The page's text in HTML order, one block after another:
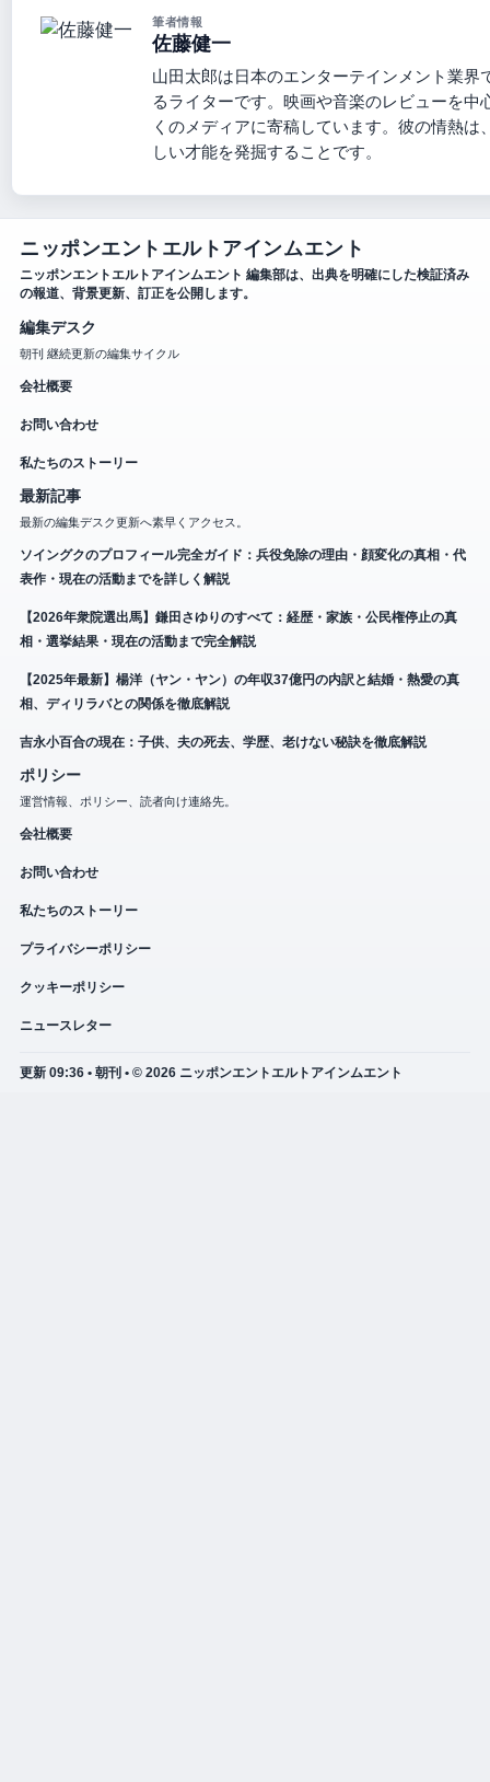
筆者情報
佐藤健一
山田太郎は日本のエンターテインメント業界
るライターです。映画や音楽のレビューを中
くのメディアに寄稿しています。彼の情熱は
しい才能を発掘することです。
ニッポンエントエルトアインムエント
ニッポンエントエルトアインムエント 編集部は、出典を明確にした検証済み
の報道、背景更新、訂正を公開します。
編集デスク
朝刊 継続更新の編集サイクル
会社概要
お問い合わせ
私たちのストーリー
最新記事
最新の編集デスク更新へ素早くアクセス。
ソイングクのプロフィール完全ガイド：兵役免除の理由・顔変化の真相・代
表作・現在の活動までを詳しく解説
【2026年衆院選出馬】鎌田さゆりのすべて：経歴・家族・公民権停止の真
相・選挙結果・現在の活動まで完全解説
【2025年最新】楊洋（ヤン・ヤン）の年収37億円の内訳と結婚・熱愛の真
相、ディリラバとの関係を徹底解説
吉永小百合の現在：子供、夫の死去、学歴、老けない秘訣を徹底解説
ポリシー
運営情報、ポリシー、読者向け連絡先。
会社概要
お問い合わせ
私たちのストーリー
プライバシーポリシー
クッキーポリシー
ニュースレター
更新 09:36 • 朝刊 • © 2026 ニッポンエントエルトアインムエント